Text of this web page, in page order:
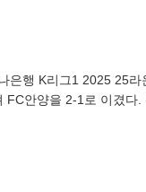
행 K리그1 2025 25
안양을 2-1로 이겼다.